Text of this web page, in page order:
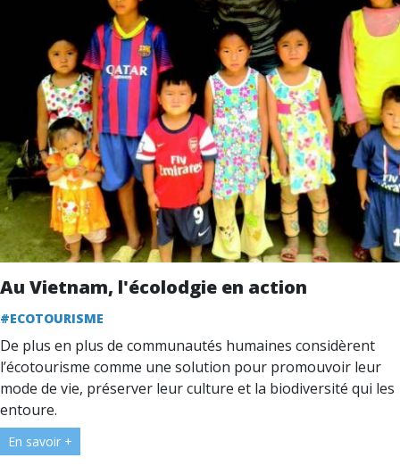
Au Vietnam, l'écolodgie en action
#ECOTOURISME
De plus en plus de communautés humaines considèrent
l’écotourisme comme une solution pour promouvoir leur
mode de vie, préserver leur culture et la biodiversité qui les
entoure.
En savoir +